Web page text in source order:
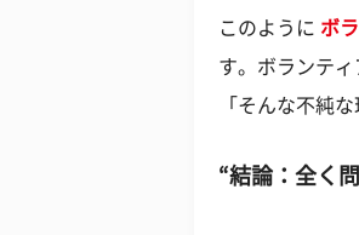
このように ボ
す。ボランテ
「そんな不純
“結論：全く